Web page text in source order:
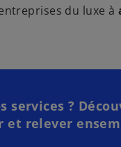
du luxe à
services ?
et relever